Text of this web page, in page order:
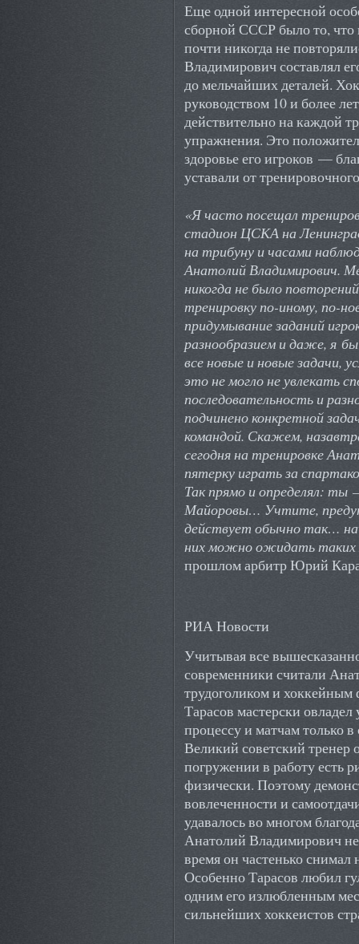
Еще одной интересной
сборной СССР было то, что
почти никогда не
Владимирович составлял
до мельчайших деталей.
руководством 10 и более
действительно на каждой
упражнения. Это
здоровье его игроков —
уставали от
«Я часто посещал
стадион ЦСКА на
на трибуну и часами
Анатолий Владимирович.
никогда не было
тренировку по-иному, по-
придумывание заданий
разнообразием и даже, я
все новые и новые задачи,
это не могло не увлекать
последовательность и
подчинено конкретной
командой. Скажем,
сегодня на тренировке
пятерку играть за
Так прямо и определял:
Майоровы… Учтите,
действует обычно так…
них можно ожидать таких
прошлом арбитр Юрий
РИА Новости
Учитывая все
современники считали
трудоголиком и хоккейным
Тарасов мастерски
процессу и матчам только
Великий советский тренер
погружении в работу есть
физически. Поэтому
вовлеченности и
удавалось во многом
Анатолий Владимирович не
время он частенько
Особенно Тарасов любил
одним его излюбленным
сильнейших хоккеистов